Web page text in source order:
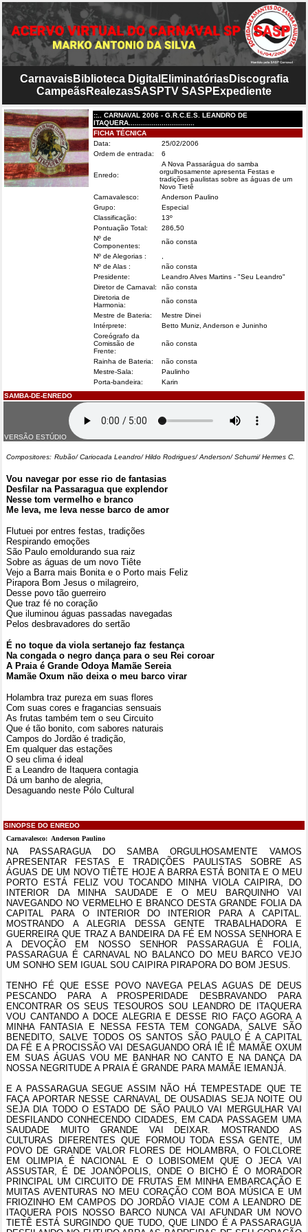
CarnavaisBiblioteca Digital EliminatóriasDiscografia
CampeãsRealezasSASPTV SASP Expediente
::.. CARNAVAL 2006 - G.R.C.E.S. LEANDRO DE
ITAQUERA................................
FICHA TÉCNICA
Data:
25/02/2006
Ordem de entrada:
6
Enredo:
A Nova Passarágua do samba
orgulhosamente apresenta Festas e
tradições paulistas sobre as águas de um
Novo Tietê
Carnavalesco:
Anderson Paulino
Grupo:
Especial
Classificação:
13º
Pontuação Total:
286,50
Nº de
Componentes:
não consta
Nº de Alegorias :
Nº de Alas :
não consta
Presidente:
Leandro Alves Martins - "Seu Leandro"
Diretor de Carnaval:
não consta
Diretoria de
Harmonia:
não consta
Mestre de Bateria:
Mestre Dinei
Intérprete:
Betto Muniz, Anderson e Juninho
Coreógrafo da
Comissão de
Frente:
não consta
Rainha de Bateria:
não consta
Mestre-Sala:
Paulinho
Porta-bandeira:
Karin
SAMBA-DE-ENREDO
VERSÃO ESTÚDIO
Compositores: Rubão/ Cariocada Leandro/ Hildo Rodrigues/ Anderson/ Schumi/ Hermes C.
Vou navegar por esse rio de fantasias
Desfilar na Passaragua que explendor
Nesse tom vermelho e branco
Me leva, me leva nesse barco de amor
Flutuei por entres festas, tradições
Respirando emoções
São Paulo emoldurando sua raiz
Sobre as águas de um novo Tiête
Vejo a Barra mais Bonita e o Porto mais Feliz
Pirapora Bom Jesus o milagreiro,
Desse povo tão guerreiro
Que traz fé no coração
Que iluminou águas passadas navegadas
Pelos desbravadores do sertão
É no toque da viola sertanejo faz festança
Na congada o negro dança para o seu Rei coroar
A Praia é Grande Odoya Mamãe Sereia
Mamãe Oxum não deixa o meu barco virar
Holambra traz pureza em suas flores
Com suas cores e fragancias sensuais
As frutas também tem o seu Circuito
Que é tão bonito, com sabores naturais
Campos do Jordão é tradição,
Em qualquer das estações
O seu clima é ideal
E a Leandro de Itaquera contagia
Dá um banho de alegria,
Desaguando neste Pólo Cultural
SINOPSE DO ENREDO
Carnavalesco: Anderson Paulino
NA PASSARAGUA DO SAMBA ORGULHOSAMENTE VAMOS
APRESENTAR FESTAS E TRADIÇÕES PAULISTAS SOBRE AS
ÁGUAS DE UM NOVO TIÊTE HOJE A BARRA ESTÁ BONITA E O MEU
PORTO ESTÁ FELIZ VOU TOCANDO MINHA VIOLA CAIPIRA, DO
INTERIOR DA MINHA SAUDADE E O MEU BARQUINHO VAI
NAVEGANDO NO VERMELHO E BRANCO DESTA GRANDE FOLIA DA
CAPITAL PARA O INTERIOR DO INTERIOR PARA A CAPITAL.
MOSTRANDO A ALEGRIA DESSA GENTE TRABALHADORA E
GUERREIRA QUE TRAZ A BANDEIRA DA FÉ EM NOSSA SENHORA E
A DEVOÇÃO EM NOSSO SENHOR PASSARAGUA É FOLIA,
PASSARAGUA É CARNAVAL NO BALANCO DO MEU BARCO VEJO
UM SONHO SEM IGUAL SOU CAIPIRA PIRAPORA DO BOM JESUS.
TENHO FÉ QUE ESSE POVO NAVEGA PELAS AGUAS DE DEUS
PESCANDO PARA A PROSPERIDADE DESBRAVANDO PARA
ENCONTRAR OS SEUS TESOUROS SOU LEANDRO DE ITAQUERA
VOU CANTANDO A DOCE ALEGRIA E DESSE RIO FAÇO AGORA A
MINHA FANTASIA E NESSA FESTA TEM CONGADA, SALVE SÃO
BENEDITO, SALVE TODOS OS SANTOS SÃO PAULO É A CAPITAL
DA FÉ E A PROCISSÃO VAI DESAGUANDO ORÁ IÊ IÊ MAMÃE OXUM
EM SUAS ÁGUAS VOU ME BANHAR NO CANTO E NA DANÇA DA
NOSSA NEGRITUDE A PRAIA É GRANDE PARA MAMÃE IEMANJÁ.
E A PASSARAGUA SEGUE ASSIM NÃO HÁ TEMPESTADE QUE TE
FAÇA APORTAR NESSE CARNAVAL DE OUSADIAS SEJA NOITE OU
SEJA DIA TODO O ESTADO DE SÃO PAULO VAI MERGULHAR VAI
DESFILANDO CONHECENDO CIDADES, EM CADA PASSAGEM UMA
SAUDADE MUITO GRANDE VAI DEIXAR. MOSTRANDO AS
CULTURAS DIFERENTES QUE FORMOU TODA ESSA GENTE, UM
POVO DE GRANDE VALOR FLORES DE HOLAMBRA, O FOLCLORE
EM OLIMPIA É NACIONAL E O LOBISOMEM QUE O JECA VAI
ASSUSTAR, É DE JOANÓPOLIS, ONDE O BICHO É O MORADOR
PRINCIPAL UM CIRCUITO DE FRUTAS EM MINHA EMBARCAÇÃO E
MUITAS AVENTURAS NO MEU CORAÇÃO COM BOA MÚSICA E UM
FRIOZINHO EM CAMPOS DO JORDÃO VIAJE COM A LEANDRO DE
ITAQUERA POIS NOSSO BARCO NUNCA VAI AFUNDAR UM NOVO
TIETÊ ESTÁ SURGINDO QUE TUDO, QUE LINDO É A PASSARAGUA